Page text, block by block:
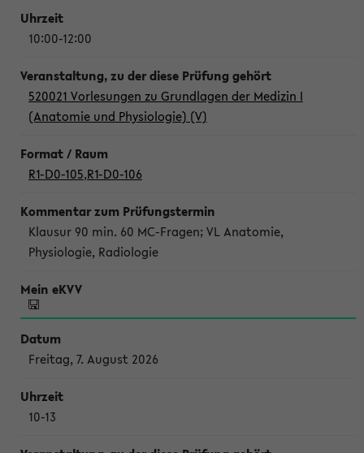
10:00-12:00
520021 Vorlesungen zu Grundlagen der Medizin I
(Anatomie und Physiologie) (V)
R1-D0-105,R1-D0-106
Klausur 90 min. 60 MC-Fragen; VL Anatomie,
Physiologie, Radiologie
Freitag, 7. August 2026
10-13